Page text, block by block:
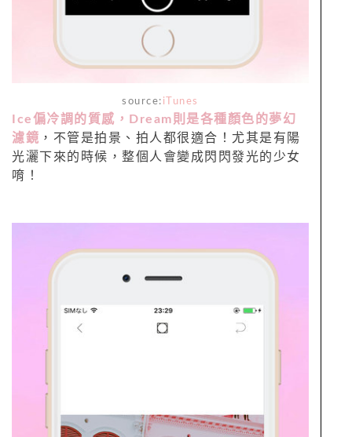
source: iTunes
Ice偏冷調的質感 ，Dream則是各種顏色的夢幻
濾鏡 ，不管是拍景、拍人都很適合！尤其是有陽
光灑下來的時候，整個人會變成閃閃發光的少女
唷！